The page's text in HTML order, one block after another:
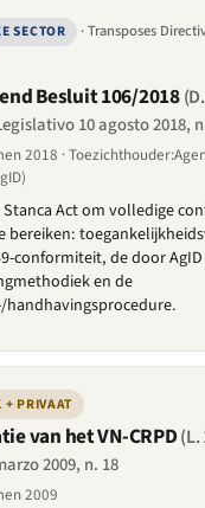
SECTOR
· Transposes
Besluit 106/2018
10 agosto 2018,
2018 ·
Stanca Act om volledige
bereiken:
conformiteit, de door
en de
handhavingsprocedure.
+ PRIVAAT
van het VN-CRPD(L.
2009, n. 18
2009